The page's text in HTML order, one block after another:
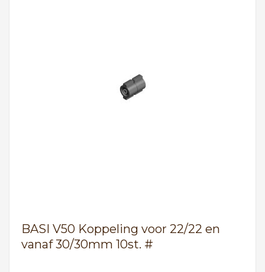
BASI V50 Koppeling voor 22/22 en
vanaf 30/30mm 10st. #